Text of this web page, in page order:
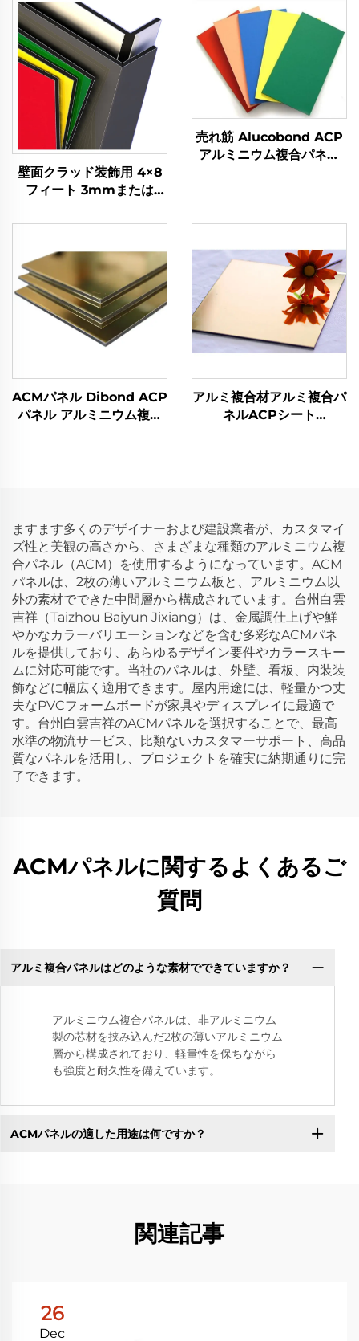
壁面クラッド装飾用 4×8
フィート 3mmまたは
ネル
売れ筋 Alucobond ACP
アルミニウム複合パネル
ACMパネル Dibond ACP
パネル アルミニウム複合
アルミ複合材アルミ複合パ
ネルACPシート
ますます多くのデザイナーおよび建設業者が、カスタマイ
ズ性と美観の高さから、さまざまな種類のアルミニウム複
合パネル（ACM）を使用するようになっています。ACM
パネルは、2枚の薄いアルミニウム板と、アルミニウム以
外の素材でできた中間層から構成されています。台州白雲
吉祥（Taizhou Baiyun Jixiang）は、金属調仕上げや鮮
やかなカラーバリエーションなどを含む多彩なACMパネ
ルを提供しており、あらゆるデザイン要件やカラースキー
ムに対応可能です。当社のパネルは、外壁、看板、内装装
飾などに幅広く適用できます。屋内用途には、軽量かつ丈
夫なPVCフォームボードが家具やディスプレイに最適で
す。台州白雲吉祥のACMパネルを選択することで、最高
水準の物流サービス、比類ないカスタマーサポート、高品
質なパネルを活用し、プロジェクトを確実に納期通りに完
了できます。
ACMパネルに関するよくあるご
質問
アルミ複合パネルはどのような素材でできていますか？
アルミニウム複合パネルは、非アルミニウム
製の芯材を挟み込んだ2枚の薄いアルミニウム
層から構成されており、軽量性を保ちながら
も強度と耐久性を備えています。
ACMパネルの適した用途は何ですか？
関連記事
26
Dec